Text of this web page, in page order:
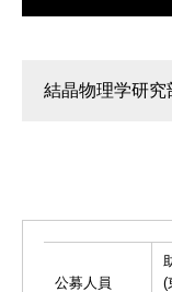
結晶物理学研
公募人員
(